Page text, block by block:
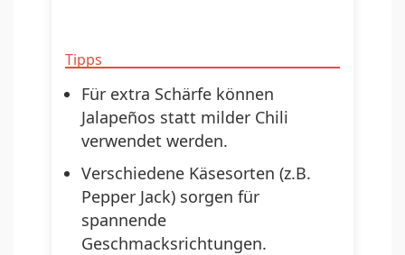
Tipps
Für extra Schärfe können
Jalapeños statt milder Chili
verwendet werden.
Verschiedene Käsesorten (z.B.
Pepper Jack) sorgen für
spannende
Geschmacksrichtungen.